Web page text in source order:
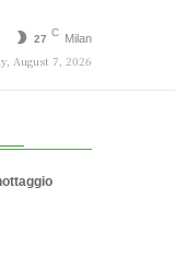
27
C Milan
August 7, 2026